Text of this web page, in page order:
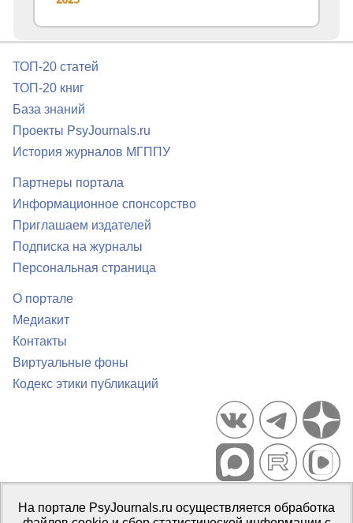
ТОП-20 статей
ТОП-20 книг
База знаний
Проекты PsyJournals.ru
История журналов МГППУ
Партнеры портала
Информационное спонсорство
Приглашаем издателей
Подписка на журналы
Персональная страница
О портале
Медиакит
Контакты
Виртуальные фоны
Кодекс этики публикаций
Портал психологических изданий PsyJournals.ru, 2007–2026
Правила использования материалов
На портале PsyJournals.ru осуществляется обработка